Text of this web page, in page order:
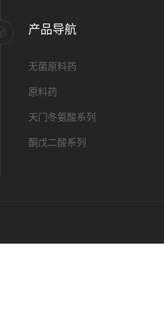
产品导航
无菌原料药
原料药
天门冬氨酸系列
酮戊二酸系列